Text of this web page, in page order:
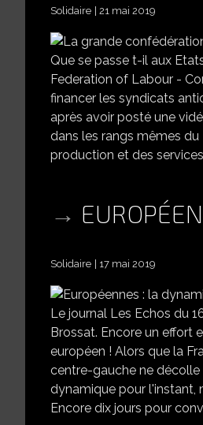
Solidaire 21 mai 2019
LA GRANDE
Que se passe t-il aux
Federation of Labour -
financer les syndicats
après avoir posté une
dans les rangs mêmes
production et des services
Solidaire 17 mai 2019
Le journal Les Echos du
Brossat. Encore un effort
européen ! Alors que la
centre-gauche ne décolle
dynamique pour l'instant,
Encore dix jours pour